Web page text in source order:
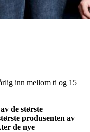
inn mellom ti og 15
de største
ørste produsenten av
de nye